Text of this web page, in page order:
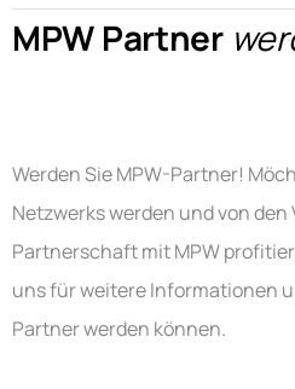
MPW Partner
Werden Sie MPW-Partner!
Netzwerks werden und von
Partnerschaft mit MPW
uns für weitere Informationen
Partner werden können.